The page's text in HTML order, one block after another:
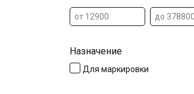
Назначение
Для маркировки